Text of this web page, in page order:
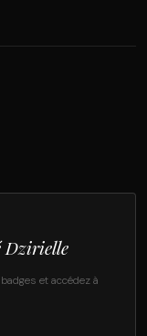
Dzirielle
et accédez à